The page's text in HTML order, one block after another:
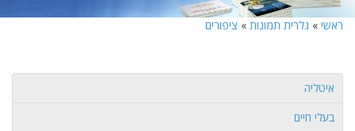
ראשי » גלרית תמונות » ציפורים
איטליה
בעלי חיים